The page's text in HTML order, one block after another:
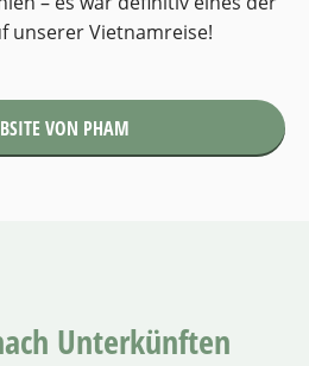
unserer Vietnamreise!
VON PHAM
Unterkünften